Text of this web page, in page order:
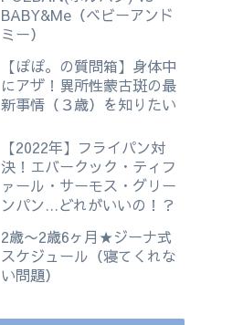
BABY&Me（ベビーアンド
ミー）
【ぽぽ。の質問箱】身体中
にアザ！異所性蒙古斑の最
新事情（３歳）を知りたい
【2022年】フライパン対
決！エバークック・ティフ
ァール・サーモス・グリー
ンパン…どれがいいの！？
2歳〜2歳6ヶ月★ジーナ式
スケジュール（寝てくれな
い問題）